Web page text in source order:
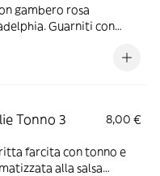
gambero rosa
Guarniti con
Tonno 3
8,00 €
farcita con tonno e
alla salsa